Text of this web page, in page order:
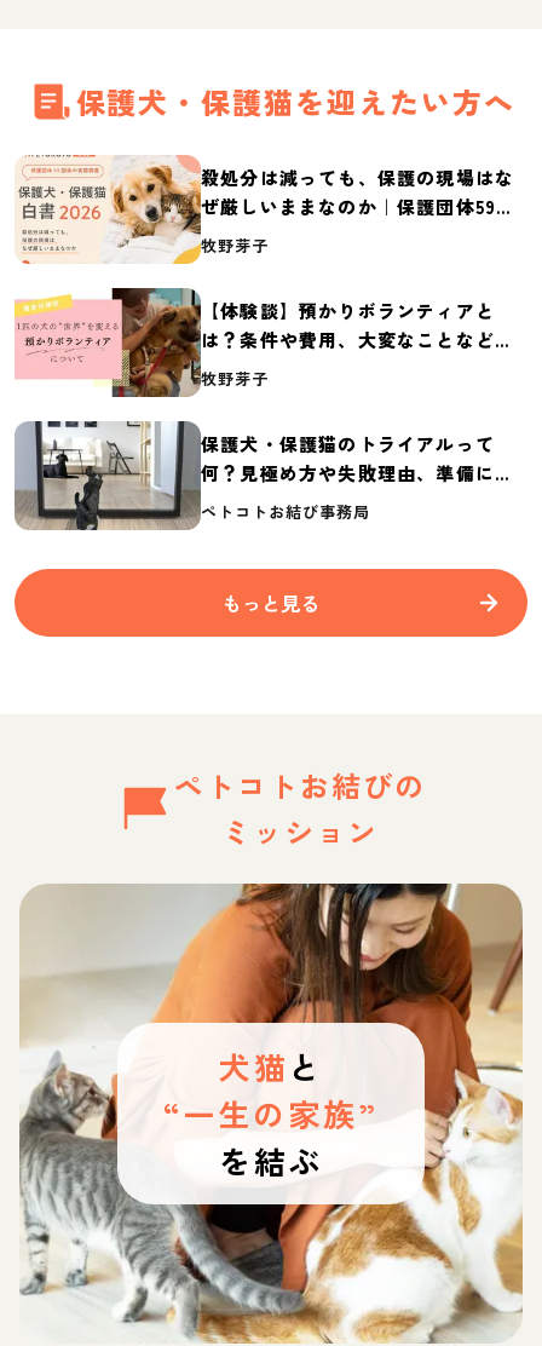
保護犬・保護猫を迎えたい方へ
殺処分は減っても、保護の現場はな
ぜ厳しいままなのか｜保護団体59団
体の実態調査【保護犬・保護猫白書
牧野芽子
【体験談】預かりボランティアと
は？条件や費用、大変なことなど紹
介
牧野芽子
保護犬・保護猫のトライアルって
何？見極め方や失敗理由、準備に必
要なものを紹介
ペトコトお結び事務局
もっと見る
ペトコトお結びの
ミッション
犬猫 と
“一生の家族”
を結ぶ